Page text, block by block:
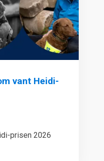
vant Heidi-
prisen 2026